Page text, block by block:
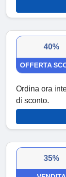
40%
OFFERTA
Ordina ora
di sconto.
35%